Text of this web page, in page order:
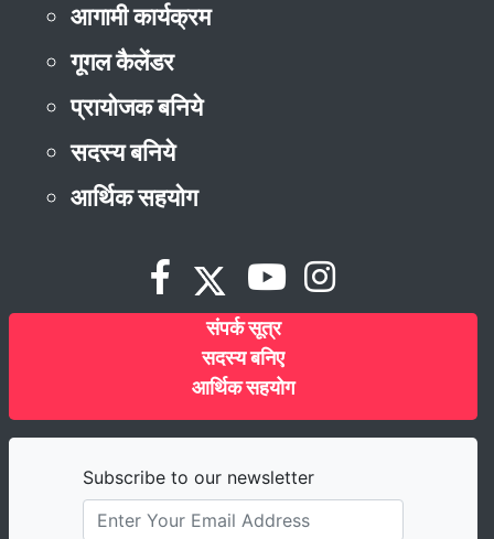
आगामी कार्यक्रम
गूगल कैलेंडर
प्रायोजक बनिये
सदस्य बनिये
आर्थिक सहयोग
संपर्क सूत्र
सदस्य बनिए
आर्थिक सहयोग
Subscribe to our newsletter